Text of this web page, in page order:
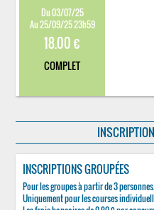
Du 03/07/25
Au 25/09/25 23h59
18.00 €
COMPLET
INSCRIPTIONS GROUPÉES
Pour les groupes à partir de 3 personnes.
Uniquement pour les courses